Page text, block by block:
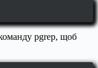
pgrep, щоб